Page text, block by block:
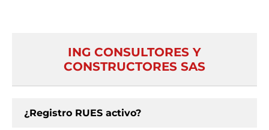
ING CONSULTORES Y
CONSTRUCTORES SAS
¿Registro RUES activo?